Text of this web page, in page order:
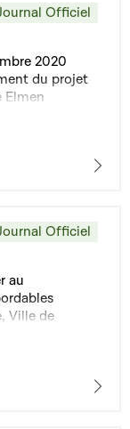
Officiel
2020
du projet
Elmen
Officiel
au
Ville de